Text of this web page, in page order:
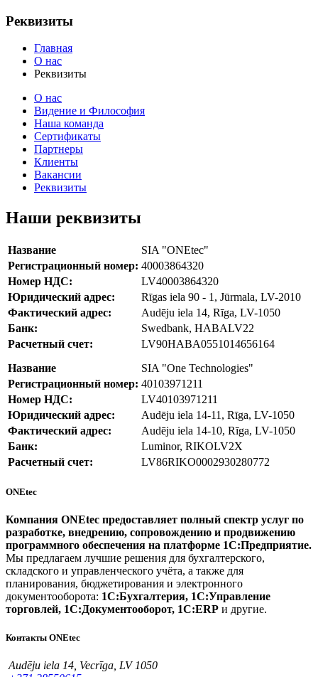
Реквизиты
Главная
О нас
Реквизиты
О нас
Видение и Философия
Наша команда
Сертификаты
Партнеры
Клиенты
Вакансии
Реквизиты
Наши реквизиты
Название
SIA "ONEtec"
Регистрационный номер: 40003864320
Номер НДС:
LV40003864320
Юридический адрес:
Rīgas iela 90 - 1, Jūrmala, LV-2010
Фактический адрес:
Audēju iela 14, Rīga, LV-1050
Банк:
Swedbank, HABALV22
Расчетный счет:
LV90HABA0551014656164
Название
SIA "One Technologies"
Регистрационный номер: 40103971211
Номер НДС:
LV40103971211
Юридический адрес:
Audēju iela 14-11, Rīga, LV-1050
Фактический адрес:
Audēju iela 14-10, Rīga, LV-1050
Банк:
Luminor, RIKOLV2X
Расчетный счет:
LV86RIKO0002930280772
ONEtec
Компания ONEtec предоставляет полный спектр услуг по
разработке, внедрению, сопровождению и продвижению
программного обеспечения на платформе 1С:Предприятие.
Мы предлагаем лучшие решения для бухгалтерского,
складского и управленческого учёта, а также для
планирования, бюджетирования и электронного
документооборота: 1С:Бухгалтерия, 1С:Управление
торговлей, 1С:Документооборот, 1С:ERP и другие.
Контакты ONEtec
Audēju iela 14, Vecrīga, LV 1050